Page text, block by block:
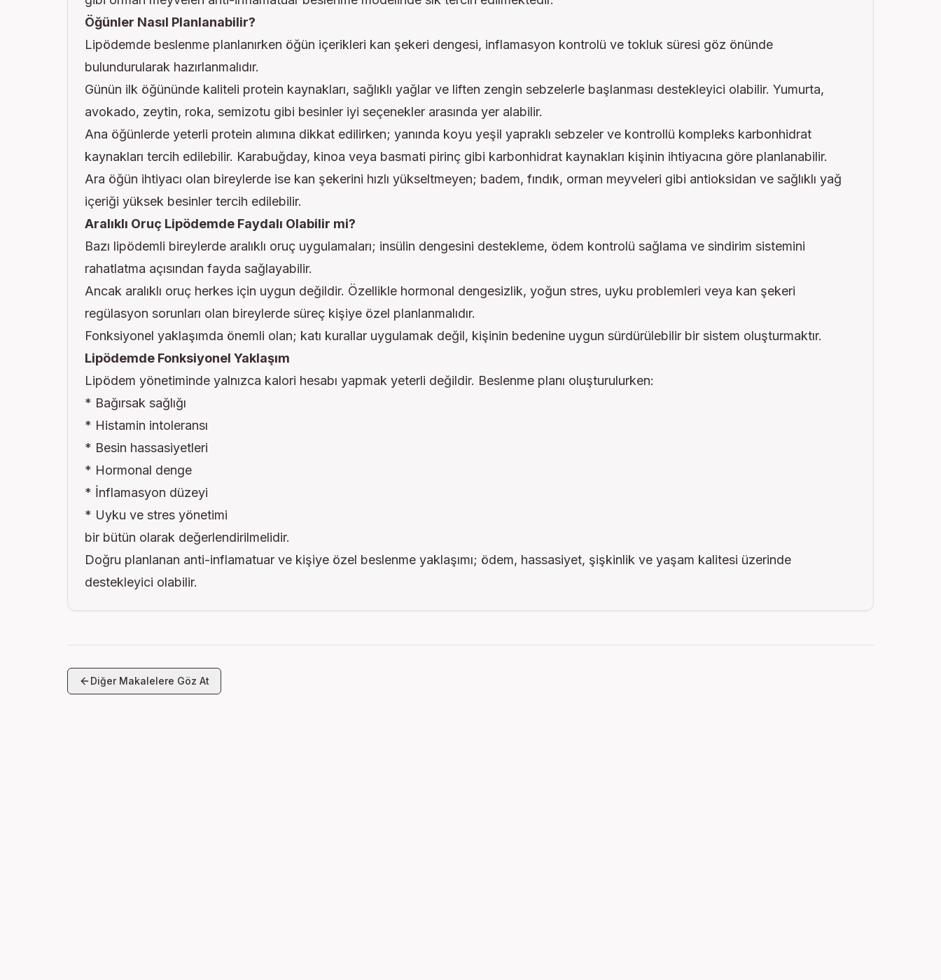
Öğünler Nasıl Planlanabilir?
Lipödemde beslenme planlanırken öğün içerikleri kan şekeri dengesi, inflamasyon kontrolü ve tokluk süresi göz önünde
bulundurularak hazırlanmalıdır.
Günün ilk öğününde kaliteli protein kaynakları, sağlıklı yağlar ve liften zengin sebzelerle başlanması destekleyici olabilir. Yumurta,
avokado, zeytin, roka, semizotu gibi besinler iyi seçenekler arasında yer alabilir.
Ana öğünlerde yeterli protein alımına dikkat edilirken; yanında koyu yeşil yapraklı sebzeler ve kontrollü kompleks karbonhidrat
kaynakları tercih edilebilir. Karabuğday, kinoa veya basmati pirinç gibi karbonhidrat kaynakları kişinin ihtiyacına göre planlanabilir.
Ara öğün ihtiyacı olan bireylerde ise kan şekerini hızlı yükseltmeyen; badem, fındık, orman meyveleri gibi antioksidan ve sağlıklı yağ
içeriği yüksek besinler tercih edilebilir.
Aralıklı Oruç Lipödemde Faydalı Olabilir mi?
Bazı lipödemli bireylerde aralıklı oruç uygulamaları; insülin dengesini destekleme, ödem kontrolü sağlama ve sindirim sistemini
rahatlatma açısından fayda sağlayabilir.
Ancak aralıklı oruç herkes için uygun değildir. Özellikle hormonal dengesizlik, yoğun stres, uyku problemleri veya kan şekeri
regülasyon sorunları olan bireylerde süreç kişiye özel planlanmalıdır.
Fonksiyonel yaklaşımda önemli olan; katı kurallar uygulamak değil, kişinin bedenine uygun sürdürülebilir bir sistem oluşturmaktır.
Lipödemde Fonksiyonel Yaklaşım
Lipödem yönetiminde yalnızca kalori hesabı yapmak yeterli değildir. Beslenme planı oluşturulurken:
* Bağırsak sağlığı
* Histamin intoleransı
* Besin hassasiyetleri
* Hormonal denge
* İnflamasyon düzeyi
* Uyku ve stres yönetimi
bir bütün olarak değerlendirilmelidir.
Doğru planlanan anti-inflamatuar ve kişiye özel beslenme yaklaşımı; ödem, hassasiyet, şişkinlik ve yaşam kalitesi üzerinde
destekleyici olabilir.
Diğer Makalelere Göz At